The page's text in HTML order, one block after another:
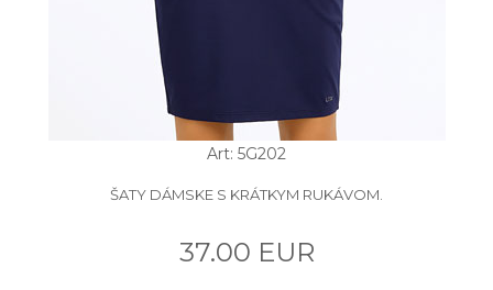
Art: 5G202
ŠATY DÁMSKE S KRÁTKYM RUKÁVOM.
37.00 EUR